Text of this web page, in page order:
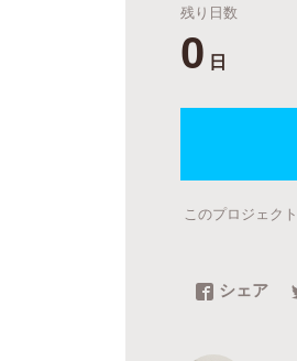
残り日数
0 日
このプロジェク
シェア